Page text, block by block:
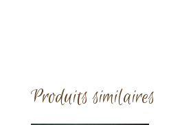
Produits similaires